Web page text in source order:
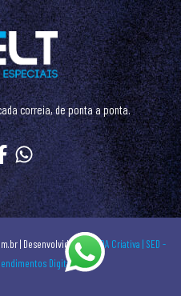
correia, de ponta a ponta.
| Desenvolvido por PADA Criativa | SED -
Digitais.